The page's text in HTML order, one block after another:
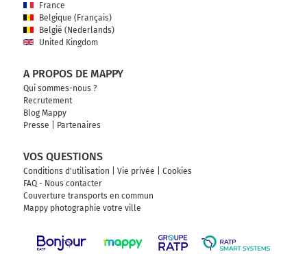
France
Belgique (Français)
België (Nederlands)
United Kingdom
A PROPOS DE MAPPY
Qui sommes-nous ?
Recrutement
Blog Mappy
Presse
Partenaires
VOS QUESTIONS
Conditions d'utilisation Vie privée
Cookies
FAQ - Nous contacter
Couverture transports en commun
Mappy photographie votre ville